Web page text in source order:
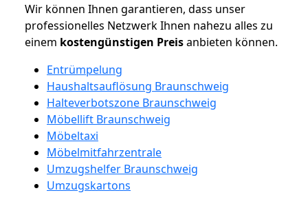
Wir können Ihnen garantieren, dass unser
professionelles Netzwerk Ihnen nahezu alles zu
einem kostengünstigen Preisanbieten können.
Entrümpelung
Haushaltsauflösung Braunschweig
Halteverbotszone Braunschweig
Möbellift Braunschweig
Möbeltaxi
Möbelmitfahrzentrale
Umzugshelfer Braunschweig
Umzugskartons